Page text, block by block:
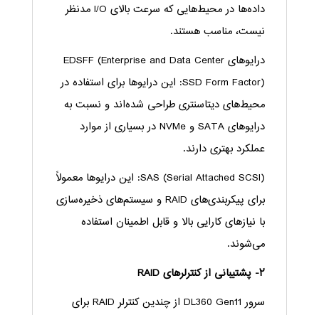
داده‌ها در محیط‌هایی که سرعت بالای I/O مدنظر
نیست، مناسب هستند.
درایوهای EDSFF (Enterprise and Data Center
SSD Form Factor): این درایوها برای استفاده در
محیط‌های دیتاسنتری طراحی شده‌اند و نسبت به
درایوهای SATA و NVMe در بسیاری از موارد
عملکرد بهتری دارند.
SAS (Serial Attached SCSI): این درایوها معمولاً
برای پیکربندی‌های RAID و سیستم‌های ذخیره‌سازی
با نیازهای کارایی بالا و قابل اطمینان استفاده
می‌شوند.
۲- پشتیبانی از کنترلرهای RAID
سرور DL360 Gen11 از چندین کنترلر RAID برای